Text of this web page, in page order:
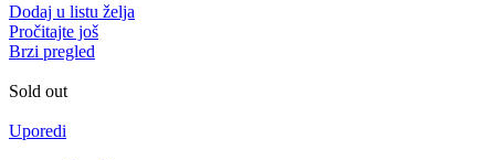
Dodaj u listu želja
Pročitajte još
Brzi pregled
Sold out
Uporedi